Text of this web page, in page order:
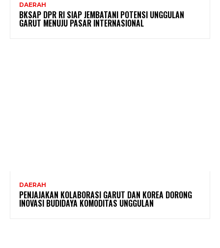
DAERAH
BKSAP DPR RI SIAP JEMBATANI POTENSI UNGGULAN
GARUT MENUJU PASAR INTERNASIONAL
DAERAH
PENJAJAKAN KOLABORASI GARUT DAN KOREA DORONG
INOVASI BUDIDAYA KOMODITAS UNGGULAN